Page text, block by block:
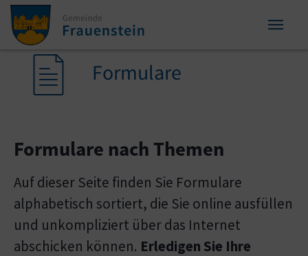
Zum Inhalt springen
Zum Seitenende springen
Sie sind hier: Formulare
Formulare nach Themen
Auf dieser Seite finden Sie Formulare
alphabetisch sortiert, die Sie online ausfüllen
und unkompliziert über das Internet
abschicken können. Erledigen Sie Ihre